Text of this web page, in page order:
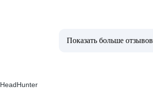
Показать больше отзывов
HeadHunter